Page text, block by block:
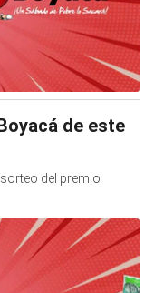
de este
del premio